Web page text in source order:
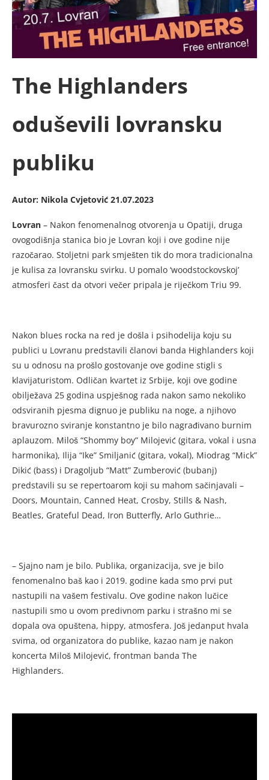
The Highlanders
oduševili lovransku
publiku
Autor: Nikola Cvjetović 21.07.2023
Lovran – Nakon fenomenalnog otvorenja u Opatiji, druga
ovogodišnja stanica bio je Lovran koji i ove godine nije
razočarao. Stoljetni park smješten tik do mora tradicionalna
je kulisa za lovransku svirku. U pomalo ‘woodstockovskoj’
atmosferi čast da otvori večer pripala je riječkom Triu 99.
Nakon blues rocka na red je došla i psihodelija koju su
publici u Lovranu predstavili članovi banda Highlanders koji
su u odnosu na prošlo gostovanje ove godine stigli s
klavijaturistom. Odličan kvartet iz Srbije, koji ove godine
obilježava 25 godina uspješnog rada nakon samo nekoliko
odsviranih pjesma dignuo je publiku na noge, a njihovo
bravurozno sviranje konstantno je bilo nagrađivano burnim
aplauzom. Miloš “Shommy boy” Milojević (gitara, vokal i usna
harmonika), Ilija “Ike” Smiljanić (gitara, vokal), Miodrag “Mick”
Dikić (bass) i Dragoljub “Matt” Zumberović (bubanj)
predstavili su se repertoarom koji su mahom sačinjavali –
Doors, Mountain, Canned Heat, Crosby, Stills & Nash,
Beatles, Grateful Dead, Iron Butterfly, Arlo Guthrie…
– Sjajno nam je bilo. Publika, organizacija, sve je bilo
fenomenalno baš kao i 2019. godine kada smo prvi put
nastupili na vašem festivalu. Ove godine nakon lučice
nastupili smo u ovom predivnom parku i strašno mi se
dopala ova opuštena, hippy, atmosfera. Još jedanput hvala
svima, od organizatora do publike, kazao nam je nakon
koncerta Miloš Milojević, frontman banda The
Highlanders.